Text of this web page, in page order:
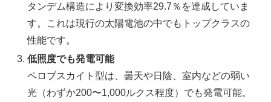
タンデム構造により変換効率29.7％を達成していま
す。これは現行の太陽電池の中でもトップクラスの
性能です。
低照度でも発電可能
ペロブスカイト型は、曇天や日陰、室内などの弱い
光（わずか200〜1,000ルクス程度）でも発電可能。